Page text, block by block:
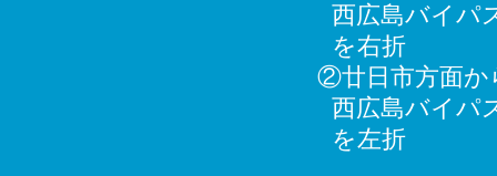
西広島バイパ
を右折
②廿日市方面か
西広島バイパ
を左折